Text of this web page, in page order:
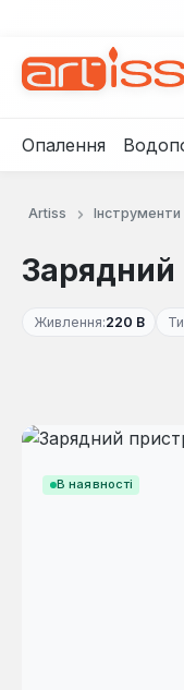
Опалення
Artiss Інструменти
Зарядний
Живлення:220 В
В наявності
Пропустити